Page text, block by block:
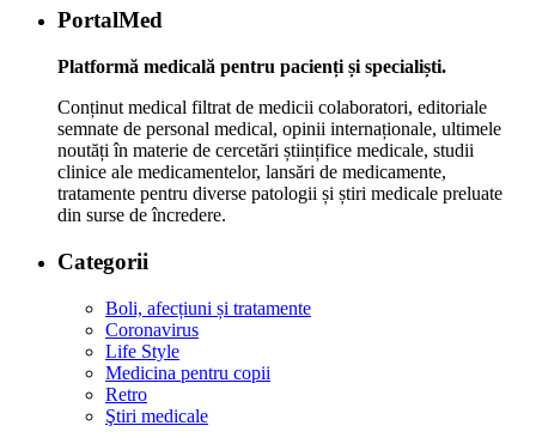
PortalMed
Platformă medicală pentru pacienți și specialiști.
Conținut medical filtrat de medicii colaboratori, editoriale
semnate de personal medical, opinii internaționale, ultimele
noutăți în materie de cercetări științifice medicale, studii
clinice ale medicamentelor, lansări de medicamente,
tratamente pentru diverse patologii și știri medicale preluate
din surse de încredere.
Categorii
Boli, afecțiuni și tratamente
Coronavirus
Life Style
Medicina pentru copii
Retro
Ştiri medicale